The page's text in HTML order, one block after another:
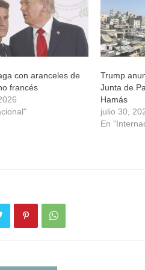
con aranceles de
francés
Trump
Junta de
Hamás
julio 30,
En